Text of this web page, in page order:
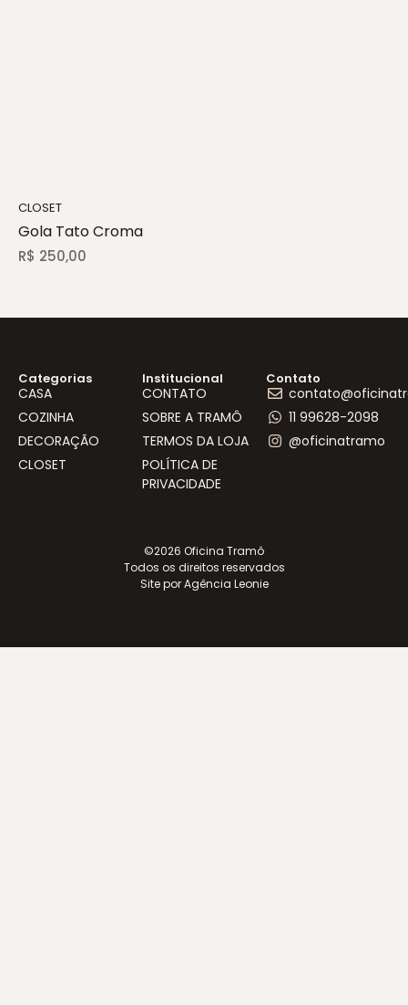
CLOSET
Gola Tato Croma
R$ 250,00
Categorias
CASA
COZINHA
DECORAÇÃO
CLOSET
Institucional
CONTATO
SOBRE A TRAMÔ
TERMOS DA LOJA
POLÍTICA DE
PRIVACIDADE
Contato
11 99628-2098
@oficinatramo
©2026 Oficina Tramô
Todos os direitos reservados
Site por Agência Leonie